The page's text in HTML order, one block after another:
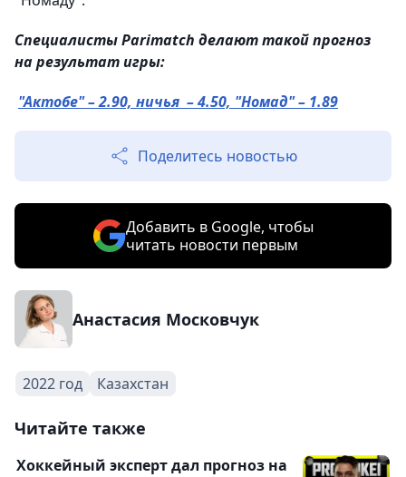
Специалисты Parimatch делают такой прогноз
на результат игры:
"Актобе" – 2.90, ничья – 4.50, "Номад" – 1.89
Поделитесь новостью
Добавить в Google, чтобы
читать новости первым
Анастасия Московчук
2022 год Казахстан
Читайте также
Хоккейный эксперт дал прогноз на